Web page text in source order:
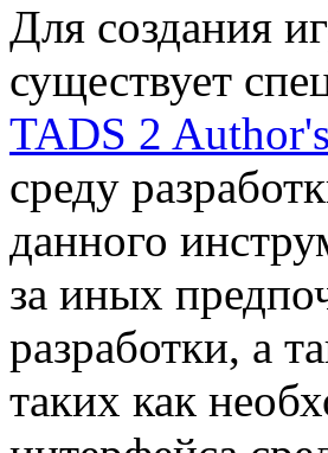
Для создания
существует
TADS 2
среду
данного
за иных
разработки, а
таких как